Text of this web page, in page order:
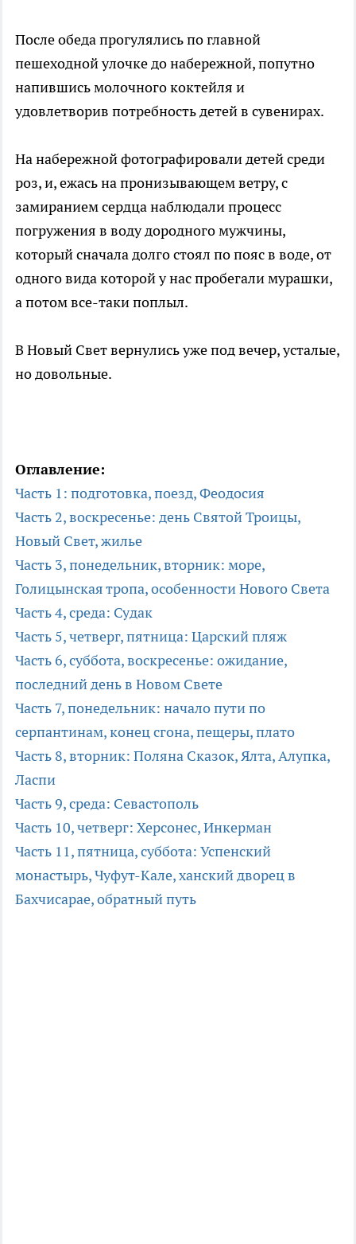
После обеда прогулялись по главной
пешеходной улочке до набережной, попутно
напившись молочного коктейля и
удовлетворив потребность детей в сувенирах.
На набережной фотографировали детей среди
роз, и, ежась на пронизывающем ветру, с
замиранием сердца наблюдали процесс
погружения в воду дородного мужчины,
который сначала долго стоял по пояс в воде, от
одного вида которой у нас пробегали мурашки,
а потом все-таки поплыл.
В Новый Свет вернулись уже под вечер, усталые,
но довольные.
Оглавление:
Часть 1: подготовка, поезд, Феодосия
Часть 2, воскресенье: день Святой Троицы,
Новый Свет, жилье
Часть 3, понедельник, вторник: море,
Голицынская тропа, особенности Нового Света
Часть 4, среда: Судак
Часть 5, четверг, пятница: Царский пляж
Часть 6, суббота, воскресенье: ожидание,
последний день в Новом Свете
Часть 7, понедельник: начало пути по
серпантинам, конец сгона, пещеры, плато
Часть 8, вторник: Поляна Сказок, Ялта, Алупка,
Ласпи
Часть 9, среда: Севастополь
Часть 10, четверг: Херсонес, Инкерман
Часть 11, пятница, суббота: Успенский
монастырь, Чуфут-Кале, ханский дворец в
Бахчисарае, обратный путь